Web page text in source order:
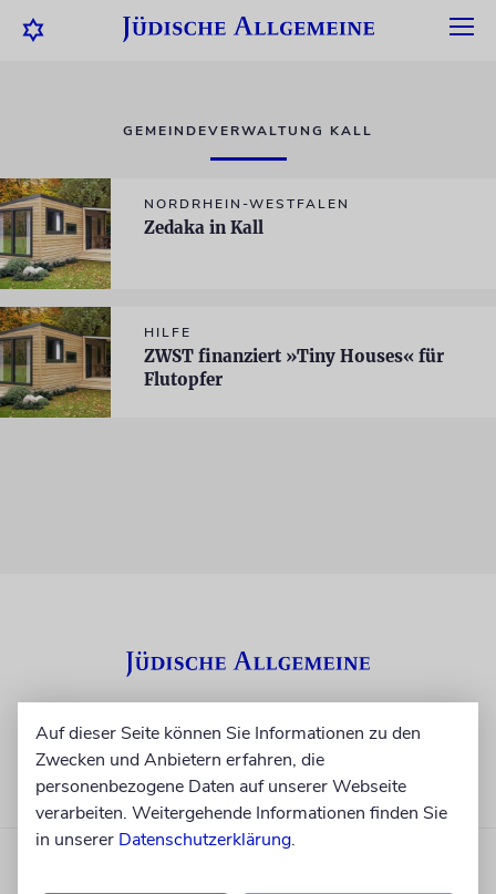
GEMEINDEVERWALTUNG KALL
NORDRHEIN-WESTFALEN
Zedaka in Kall
HILFE
ZWST finanziert »Tiny Houses« für
Flutopfer
Auf dieser Seite können Sie Informationen zu den
Zwecken und Anbietern erfahren, die
personenbezogene Daten auf unserer Webseite
verarbeiten. Weitergehende Informationen finden Sie
in unserer Datenschutzerklärung.